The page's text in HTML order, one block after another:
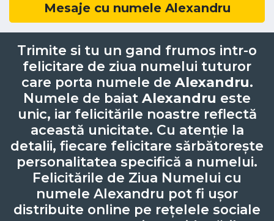
Mesaje cu numele Alexandru
Trimite si tu un gand frumos intr-o
felicitare de ziua numelui tuturor
care porta numele de Alexandru.
Numele de baiat Alexandru este
unic, iar felicitările noastre reflectă
această unicitate. Cu atenție la
detalii, fiecare felicitare sărbătorește
personalitatea specifică a numelui.
Felicitările de Ziua Numelui cu
numele Alexandru pot fi ușor
distribuite online pe rețelele sociale